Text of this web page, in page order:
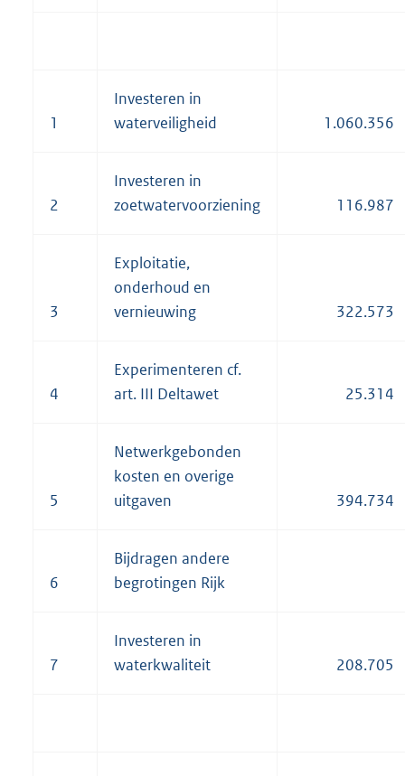
1
Investeren in
waterveiligheid
1.060.356
2
Investeren in
zoetwatervoorziening
116.987
3
Exploitatie,
onderhoud en
vernieuwing
322.573
4
Experimenteren cf.
art. III Deltawet
25.314
5
Netwerkgebonden
kosten en overige
uitgaven
394.734
6
Bijdragen andere
begrotingen Rijk
7
Investeren in
waterkwaliteit
208.705